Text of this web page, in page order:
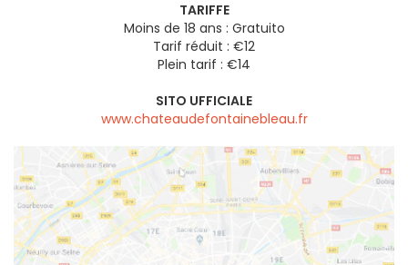
TARIFFE
Moins de 18 ans : Gratuito
Tarif réduit : €12
Plein tarif : €14
SITO UFFICIALE
www.chateaudefontainebleau.fr